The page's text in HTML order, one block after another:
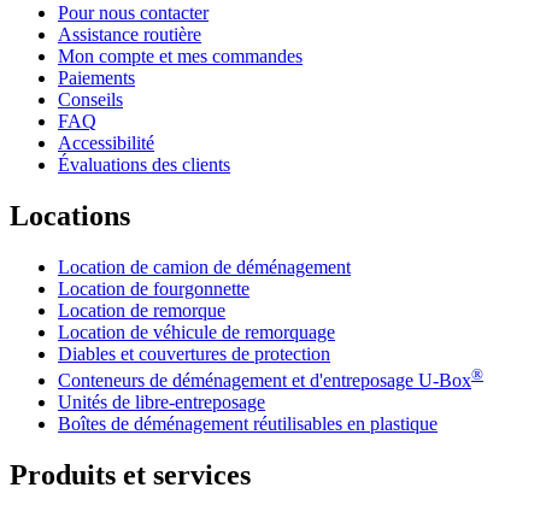
Pour nous contacter
Assistance routière
Mon compte et mes commandes
Paiements
Conseils
FAQ
Accessibilité
Évaluations des clients
Locations
Location de camion de déménagement
Location de fourgonnette
Location de remorque
Location de véhicule de remorquage
Diables et couvertures de protection
Conteneurs de déménagement et d'entreposage U-Box®
Unités de libre-entreposage
Boîtes de déménagement réutilisables en plastique
Produits et services